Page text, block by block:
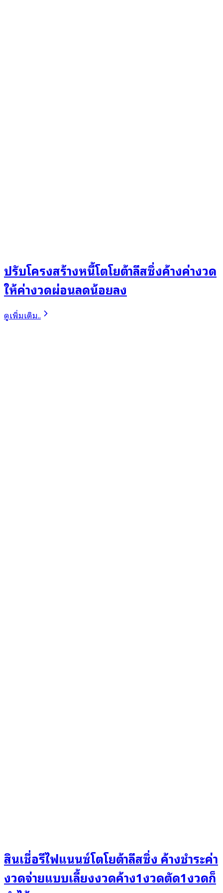
ปรับโครงสร้างหนี้โตโยต้าลีสซิ่งค้างค่างวด
ให้ค่างวดผ่อนลดน้อยลง
ดูเพิ่มเติม..
สินเชื่อรีไฟแนนซ์โตโยต้าลีสซิ่ง ค้างชำระค่า
งวดจ่ายแบบเลี้ยงงวดค้าง1งวดตัด1งวดก็